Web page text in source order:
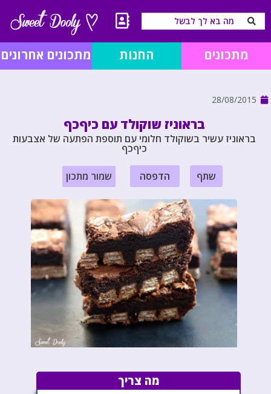
מתכונים החנות מתכונים אחרונים
28/08/2015
בראוניז שוקולד עם כיףכף
בראוניז עשיר בשוקולד חלומי עם תוספת הפתעה של אצבעות
כיףכף
שתף הדפסה שמור מתכון
מה צריך